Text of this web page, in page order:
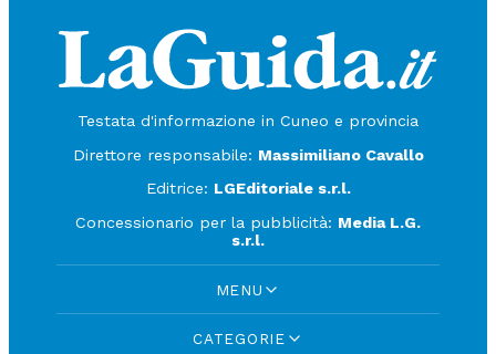
Testata d'informazione in Cuneo e provincia
Direttore responsabile: Massimiliano Cavallo
Editrice: LGEditoriale s.r.l.
Concessionario per la pubblicità: Media L.G.
s.r.l.
MENU
CATEGORIE